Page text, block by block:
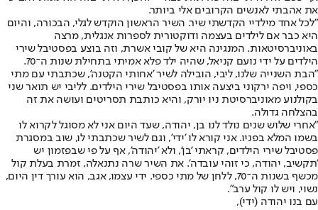
את אהבתי לאנשים הקרובים אלי ביותר.
"לכל אחד מילדיי הקדשתי שיר. השיר הראשון הוקדש לגלי, הבכורה, והיום
היא כבר אם לילדים בעצמה ודוקטורית לספרות אנגלית, מרצה
באוניברסיטאות. המנגינה היא של קובי אשרת, וזה בוצע בפסטיבל שירי
הילדים על ידי נועם קניאל, שהיה ילד פלא אמיתי בתחילת שנות ה־70.
"הבת השנייה שלנו, ליבי, הובילה לשיר 'אחותי הקטנה', שכתבתי עם מתי
כספי, ויפה ירקוני ביצעה אותו בפסטיבל שירי הילדים. לליבי יש תואר שני
בקולנוע מאוניברסיטת ניו יורק, והיא כותבת תסריטים ועושה את זה
בהצלחה גדולה.
"אחרי שלוש שנים נולד לנו בן, יהודה, שעד היום אני לא מסוגל לקרוא לו
בשמו המלא בפניו. אני קורא לו 'ידי', וגם לשיר שכתבתי לו, שוב במסגרת
פסטיבל שירי הילדים, קראתי 'בן', ולא 'יהודה', אף על פי שבפזמון יש
'תקשיב, יהודה, כי זוהי עובדה'. את השיר שרה נתנאלה, זמרת בעלת קול
מכשף בשנות ה־70, ללחן של מתי כספי. ידי עצמו, אגב, הוא עורך דין היום,
נשוי, ויש לו קול ערב".
עם בנו יהודה (ידי),